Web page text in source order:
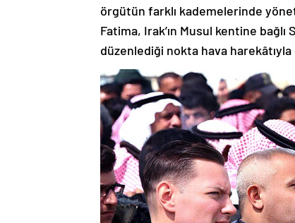
örgütün farklı kademelerinde
Fatima, Irak’ın Musul kentine
düzenlediği nokta hava